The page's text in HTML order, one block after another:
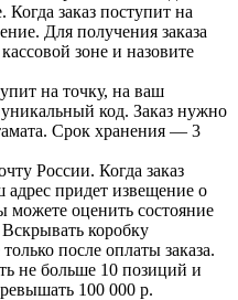
Когда заказ поступит на
Для получения заказа
зоне и назовите
на точку, на ваш
код. Заказ нужно
Срок хранения — 3
России. Когда заказ
адрес придет извещение о
оценить состояние
коробку
после оплаты заказа.
не больше 10 позиций и
100 000 р.